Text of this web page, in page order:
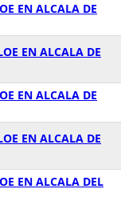
EN ALCALA DE
EN ALCALA DE
EN ALCALA DE
EN ALCALA DE
EN ALCALA DEL